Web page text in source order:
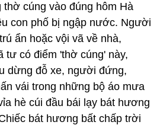
cúng vào đúng hôm Hà
con phố bị ngập nước. Người
ẩn hoặc vội vã về nhà,
tư có điểm 'thờ cúng' này,
dừng đỗ xe, người đứng,
vái trong những bộ áo mưa
hè cúi đầu bái lạy bát hương
bát hương bất chấp trời